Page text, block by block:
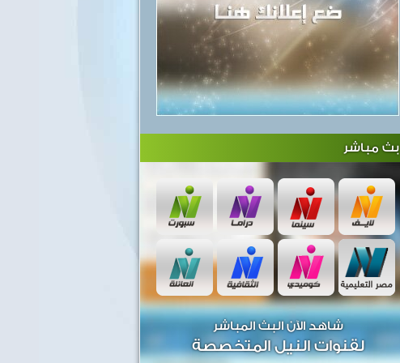
بث مباشر
شاهد الآن البث المباشر
لقنوات النيل المتخصصة